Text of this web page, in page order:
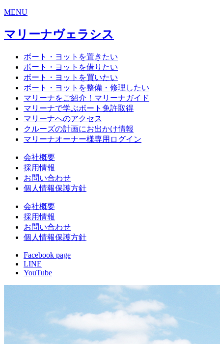
MENU
マリーナヴェラシス
ボート・ヨットを置きたい
ボート・ヨットを借りたい
ボート・ヨットを買いたい
ボート・ヨットを整備・修理したい
マリーナをご紹介！ マリーナガイド
マリーナで学ぶボート免許取得
マリーナへのアクセス
クルーズの計画にお出かけ情報
マリーナオーナー様専用ログイン
会社概要
採用情報
お問い合わせ
個人情報保護方針
会社概要
採用情報
お問い合わせ
個人情報保護方針
Facebook page
LINE
YouTube